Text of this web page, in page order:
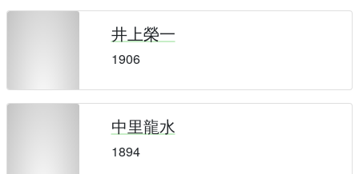
井上榮一
1906
中里龍水
1894